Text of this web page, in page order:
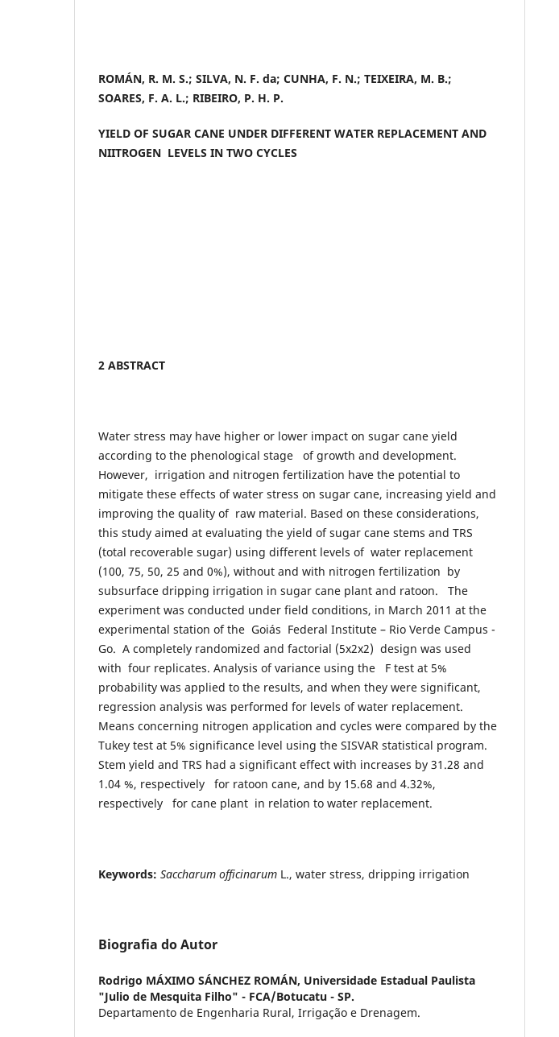
ROMÁN, R. M. S.; SILVA, N. F. da; CUNHA, F. N.; TEIXEIRA, M. B.;
SOARES, F. A. L.; RIBEIRO, P. H. P.
YIELD OF SUGAR CANE UNDER DIFFERENT WATER REPLACEMENT AND
NIITROGEN LEVELS IN TWO CYCLES
2 ABSTRACT
Water stress may have higher or lower impact on sugar cane yield
according to the phenological stage of growth and development.
However, irrigation and nitrogen fertilization have the potential to
mitigate these effects of water stress on sugar cane, increasing yield and
improving the quality of raw material. Based on these considerations,
this study aimed at evaluating the yield of sugar cane stems and TRS
(total recoverable sugar) using different levels of water replacement
(100, 75, 50, 25 and 0%), without and with nitrogen fertilization by
subsurface dripping irrigation in sugar cane plant and ratoon. The
experiment was conducted under field conditions, in March 2011 at the
experimental station of the Goiás Federal Institute – Rio Verde Campus -
Go. A completely randomized and factorial (5x2x2) design was used
with four replicates. Analysis of variance using the F test at 5%
probability was applied to the results, and when they were significant,
regression analysis was performed for levels of water replacement.
Means concerning nitrogen application and cycles were compared by the
Tukey test at 5% significance level using the SISVAR statistical program.
Stem yield and TRS had a significant effect with increases by 31.28 and
1.04 %, respectively for ratoon cane, and by 15.68 and 4.32%,
respectively for cane plant in relation to water replacement.
Keywords: Saccharum officinarum L., water stress, dripping irrigation
Biografia do Autor
Rodrigo MÁXIMO SÁNCHEZ ROMÁN, Universidade Estadual Paulista
"Julio de Mesquita Filho" - FCA/Botucatu - SP.
Departamento de Engenharia Rural, Irrigação e Drenagem.